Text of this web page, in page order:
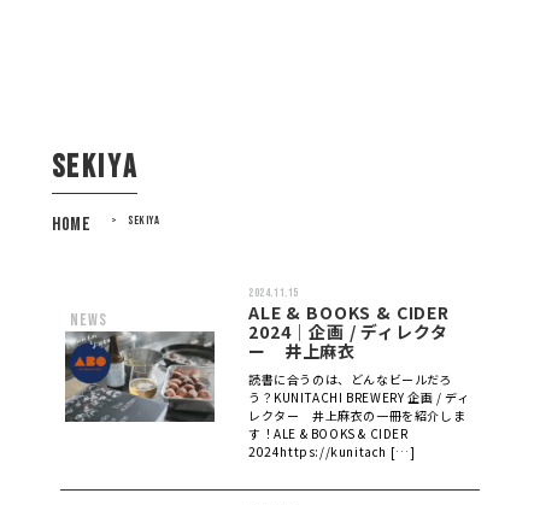
sekiya
HOME > SEKIYA
news
2024.11.15
ALE & BOOKS & CIDER
2024｜企画 / ディレクタ
ー 井上麻衣
読書に合うのは、どんなビールだろ
う？KUNITACHI BREWERY 企画 / ディ
レクター 井上麻衣の一冊を紹介しま
す！ALE & BOOKS & CIDER
2024https://kunitach […]